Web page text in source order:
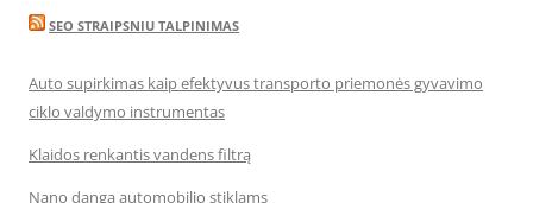
SEO STRAIPSNIU TALPINIMAS
Auto supirkimas kaip efektyvus transporto priemonės gyvavimo
ciklo valdymo instrumentas
Klaidos renkantis vandens filtrą
Nano danga automobilio stiklams